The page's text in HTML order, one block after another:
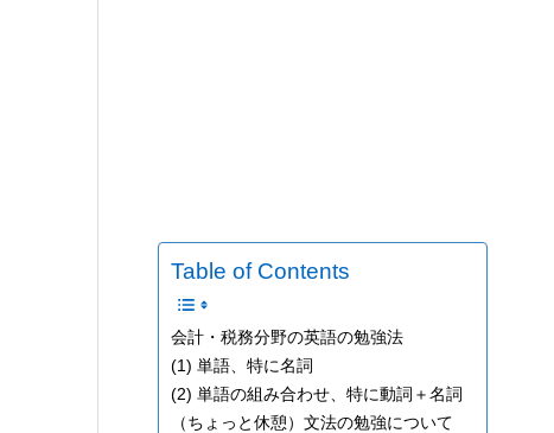
Table of Contents
会計・税務分野の英語の勉強法
(1) 単語、特に名詞
(2) 単語の組み合わせ、特に動詞＋名詞
（ちょっと休憩）文法の勉強について